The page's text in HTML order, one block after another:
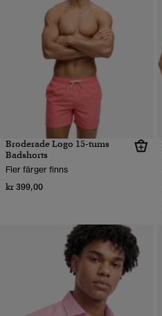
Broderade Logo 15-tums
Badshorts
Fler färger finns
kr 399,00